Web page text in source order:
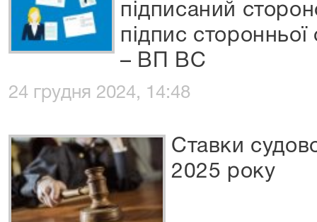
підписаний
підпис
– ВП ВС
24 грудня 2024, 14:48
Ставки
2025 року